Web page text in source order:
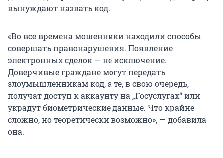
вынуждают назвать код.
«Во все времена мошенники находили способы
совершать правонарушения. Появление
электронных сделок — не исключение.
Доверчивые граждане могут передать
злоумышленникам код, а те, в свою очередь,
получат доступ к аккаунту на „Госуслугах“ или
украдут биометрические данные. Что крайне
сложно, но теоретически возможно», — добавила
она.